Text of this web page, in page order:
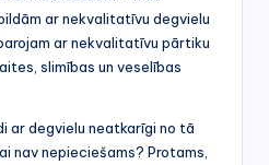
ar nekvalitatīvu degvielu
ar nekvalitatīvu pārtiku
slimības un veselības
ar degvielu neatkarīgi no tā
nav nepieciešams? Protams,